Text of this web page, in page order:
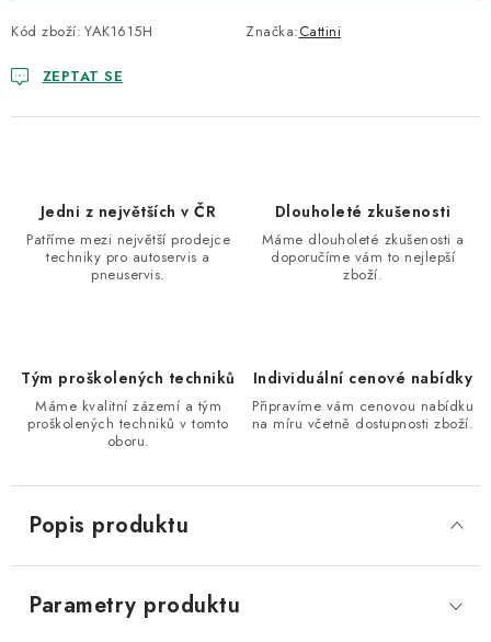
Kód zboží: YAK1615H Značka:Cattini
ZEPTAT SE
Jedni z největších v ČR
Patříme mezi největší prodejce
techniky pro autoservis a
pneuservis.
Dlouholeté zkušenosti
Máme dlouholeté zkušenosti a
doporučíme vám to nejlepší
zboží.
Tým proškolených techniků
Máme kvalitní zázemí a tým
proškolených techniků v tomto
oboru.
Individuální cenové nabídky
Připravíme vám cenovou nabídku
na míru včetně dostupnosti zboží.
Popis produktu
Parametry produktu